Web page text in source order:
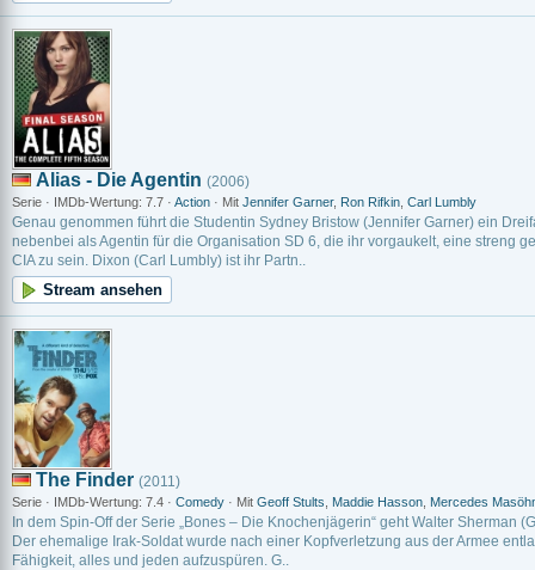
Alias - Die Agentin (2006)
Serie · IMDb-Wertung: 7.7 · Action · Mit Jennifer Garner, Ron Rifkin Carl Lumbly
Genau genommen führt die Studentin Sydney Bristow (Jennifer Garner) ein
nebenbei als Agentin für die Organisation SD 6, die ihr vorgaukelt, eine streng
CIA zu sein. Dixon (Carl Lumbly) ist ihr Partn..
Stream ansehen
The Finder (2011)
Serie · IMDb-Wertung: 7.4 · Comedy · Mit Geoff Stults Maddie Hasson Mercedes
In dem Spin-Off der Serie „Bones – Die Knochenjägerin“ geht Walter Sherman
Der ehemalige Irak-Soldat wurde nach einer Kopfverletzung aus der Armee
Fähigkeit, alles und jeden aufzuspüren. G..